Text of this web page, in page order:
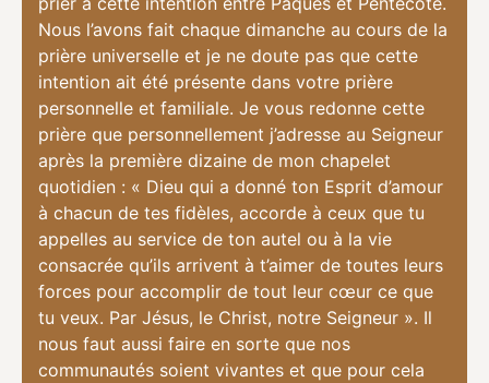
Nous l’avons fait chaque dimanche au cours de la
prière universelle et je ne doute pas que cette
intention ait été présente dans votre prière
personnelle et familiale. Je vous redonne cette
prière que personnellement j’adresse au Seigneur
après la première dizaine de mon chapelet
quotidien : « Dieu qui a donné ton Esprit d’amour
à chacun de tes fidèles, accorde à ceux que tu
appelles au service de ton autel ou à la vie
consacrée qu’ils arrivent à t’aimer de toutes leurs
forces pour accomplir de tout leur cœur ce que
tu veux. Par Jésus, le Christ, notre Seigneur ». Il
nous faut aussi faire en sorte que nos
communautés soient vivantes et que pour cela